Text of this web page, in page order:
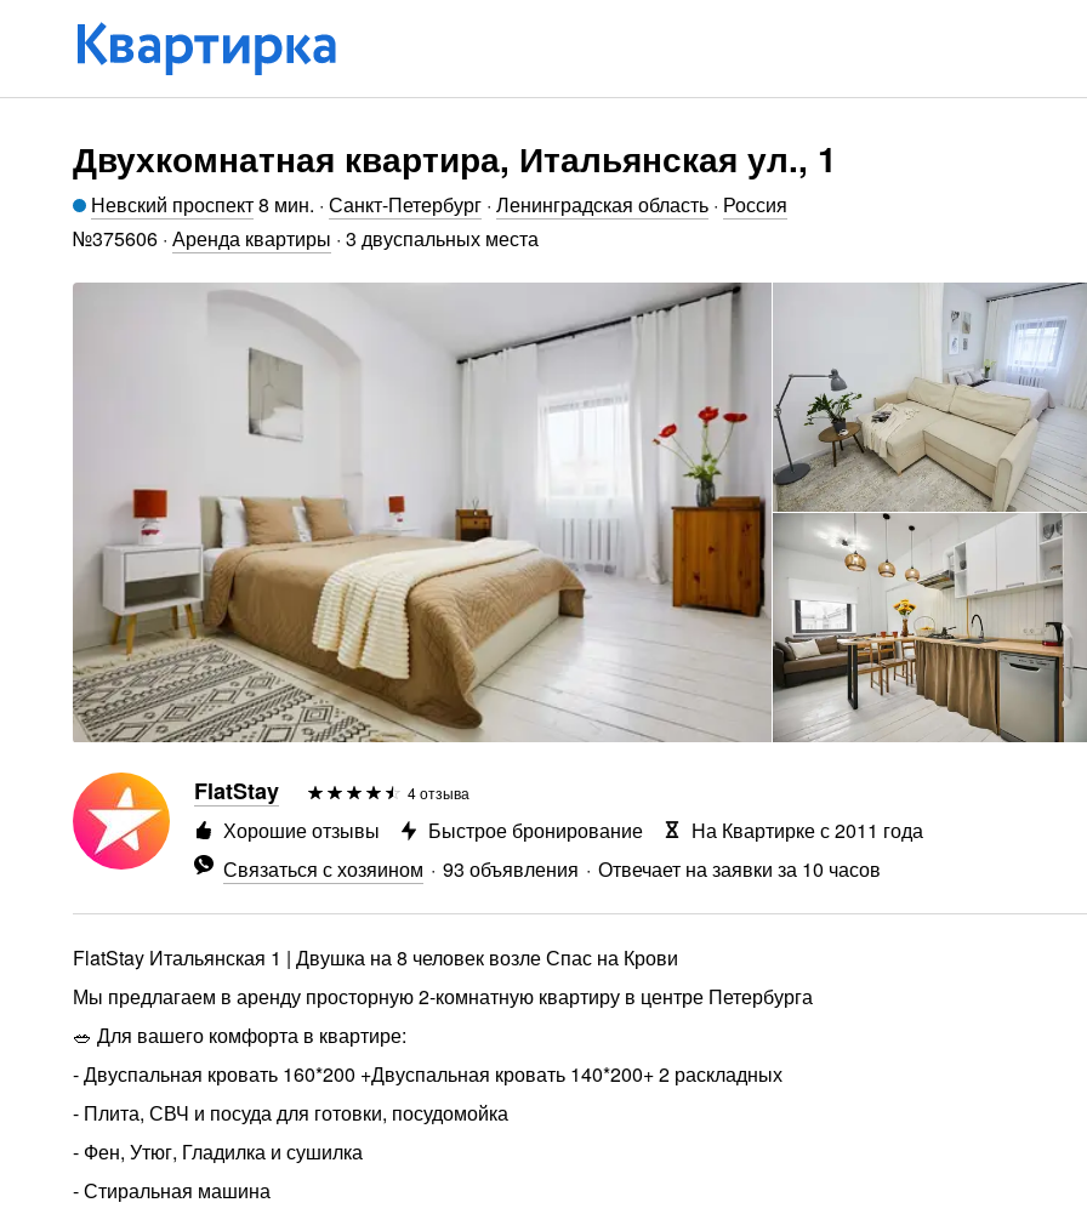
Двухкомнатная квартира, Итальянская ул., 1
Невский проспект8 мин. · Санкт-Петербург · Ленинградская область · Россия
№375606 · Аренда квартиры · 3 двуспальных места
FlatStay 4 отзыва
Связаться с хозяином 93 объявления Отвечает на заявки за 10 часов
Хорошие отзывы Быстрое бронирование На Квартирке с 2011 года
FlatStay Итальянская 1 | Двушка на 8 человек возле Спас на Крови
Мы предлагаем в аренду просторную 2-комнатную квартиру в центре Петербурга
🥗 Для вашего комфорта в квартире:
- Двуспальная кровать 160*200 +Двуспальная кровать 140*200+ 2 раскладных
- Плита, СВЧ и посуда для готовки, посудомойка
- Фен, Утюг, Гладилка и сушилка
- Стиральная машина